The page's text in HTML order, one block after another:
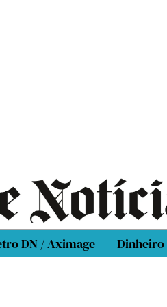
DN / Aximage Dinheiro